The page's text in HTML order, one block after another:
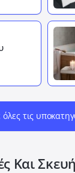
όλες τις
Και